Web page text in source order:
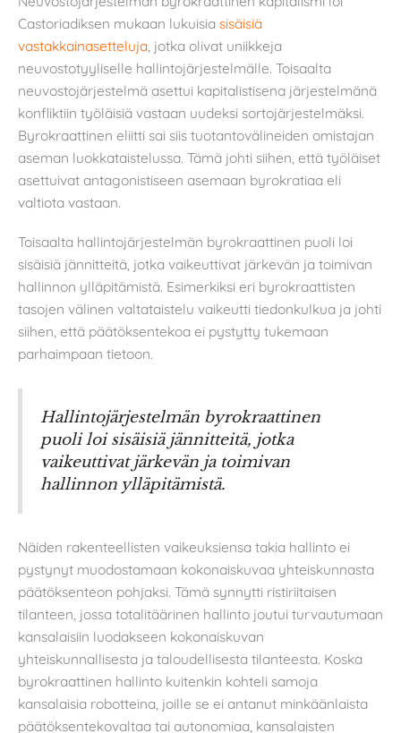
Castoriadiksen mukaan lukuisia sisäisiä
vastakkainasetteluja, jotka olivat uniikkeja
neuvostotyyliselle hallintojärjestelmälle. Toisaalta
neuvostojärjestelmä asettui kapitalistisena järjestelmänä
konfliktiin työläisiä vastaan uudeksi sortojärjestelmäksi.
Byrokraattinen eliitti sai siis tuotantovälineiden omistajan
aseman luokkataistelussa. Tämä johti siihen, että työläiset
asettuivat antagonistiseen asemaan byrokratiaa eli
valtiota vastaan.
Toisaalta hallintojärjestelmän byrokraattinen puoli loi
sisäisiä jännitteitä, jotka vaikeuttivat järkevän ja toimivan
hallinnon ylläpitämistä. Esimerkiksi eri byrokraattisten
tasojen välinen valtataistelu vaikeutti tiedonkulkua ja johti
siihen, että päätöksentekoa ei pystytty tukemaan
parhaimpaan tietoon.
Hallintojärjestelmän byrokraattinen
puoli loi sisäisiä jännitteitä, jotka
vaikeuttivat järkevän ja toimivan
hallinnon ylläpitämistä.
Näiden rakenteellisten vaikeuksiensa takia hallinto ei
pystynyt muodostamaan kokonaiskuvaa yhteiskunnasta
päätöksenteon pohjaksi. Tämä synnytti ristiriitaisen
tilanteen, jossa totalitäärinen hallinto joutui turvautumaan
kansalaisiin luodakseen kokonaiskuvan
yhteiskunnallisesta ja taloudellisesta tilanteesta. Koska
byrokraattinen hallinto kuitenkin kohteli samoja
kansalaisia robotteina, joille se ei antanut minkäänlaista
päätöksentekovaltaa tai autonomiaa, kansalaisten